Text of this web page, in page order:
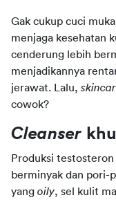
Gak cukup cuci
menjaga kesehatan
cenderung lebih
menjadikannya
jerawat. Lalu,
cowok?
Cleanser
Produksi
berminyak dan pori-
yang oily, sel kulit